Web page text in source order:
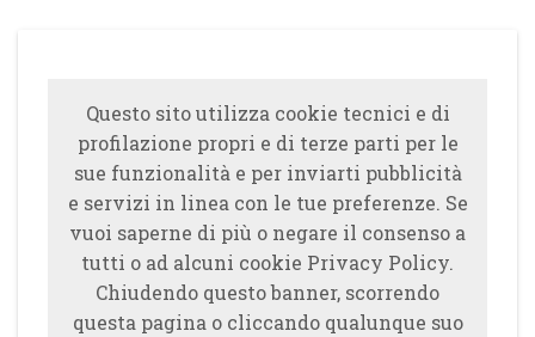
Questo sito utilizza cookie tecnici e di
profilazione propri e di terze parti per le
sue funzionalità e per inviarti pubblicità
e servizi in linea con le tue preferenze. Se
vuoi saperne di più o negare il consenso a
tutti o ad alcuni cookie Privacy Policy.
Chiudendo questo banner, scorrendo
questa pagina o cliccando qualunque suo